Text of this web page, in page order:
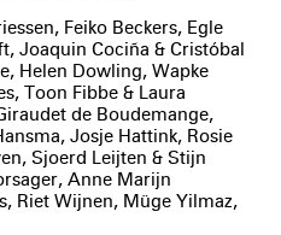
Feiko Beckers, Egle
Joaquin Cociña & Cristóbal
Helen Dowling, Wapke
Toon Fibbe & Laura
de Boudemange,
Josje Hattink, Rosie
Sjoerd Leijten & Stijn
Anne Marijn
Riet Wijnen, Müge Yilmaz,